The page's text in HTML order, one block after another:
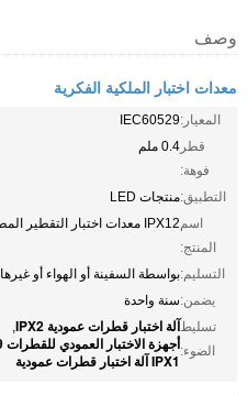
وصف
معدات اختبار الملكية الفكرية
المعيار:IEC60529
قطر
فوهة:
0.4 ملم
التطبيق:منتجات LED
اسم
المنتج:
IPX12 معدات اختبار التقطير المطر
التسليم:بواسطة السفينة أو الهواء أو غيرها
يضمن:سنة واحدة
تسليط
الضوء:
آلة اختبار قطرات عمودية IPX2 ,
أجهزة الاختبار العمودي للقطرات IEC60529
IPX1 آلة اختبار قطرات عمودية